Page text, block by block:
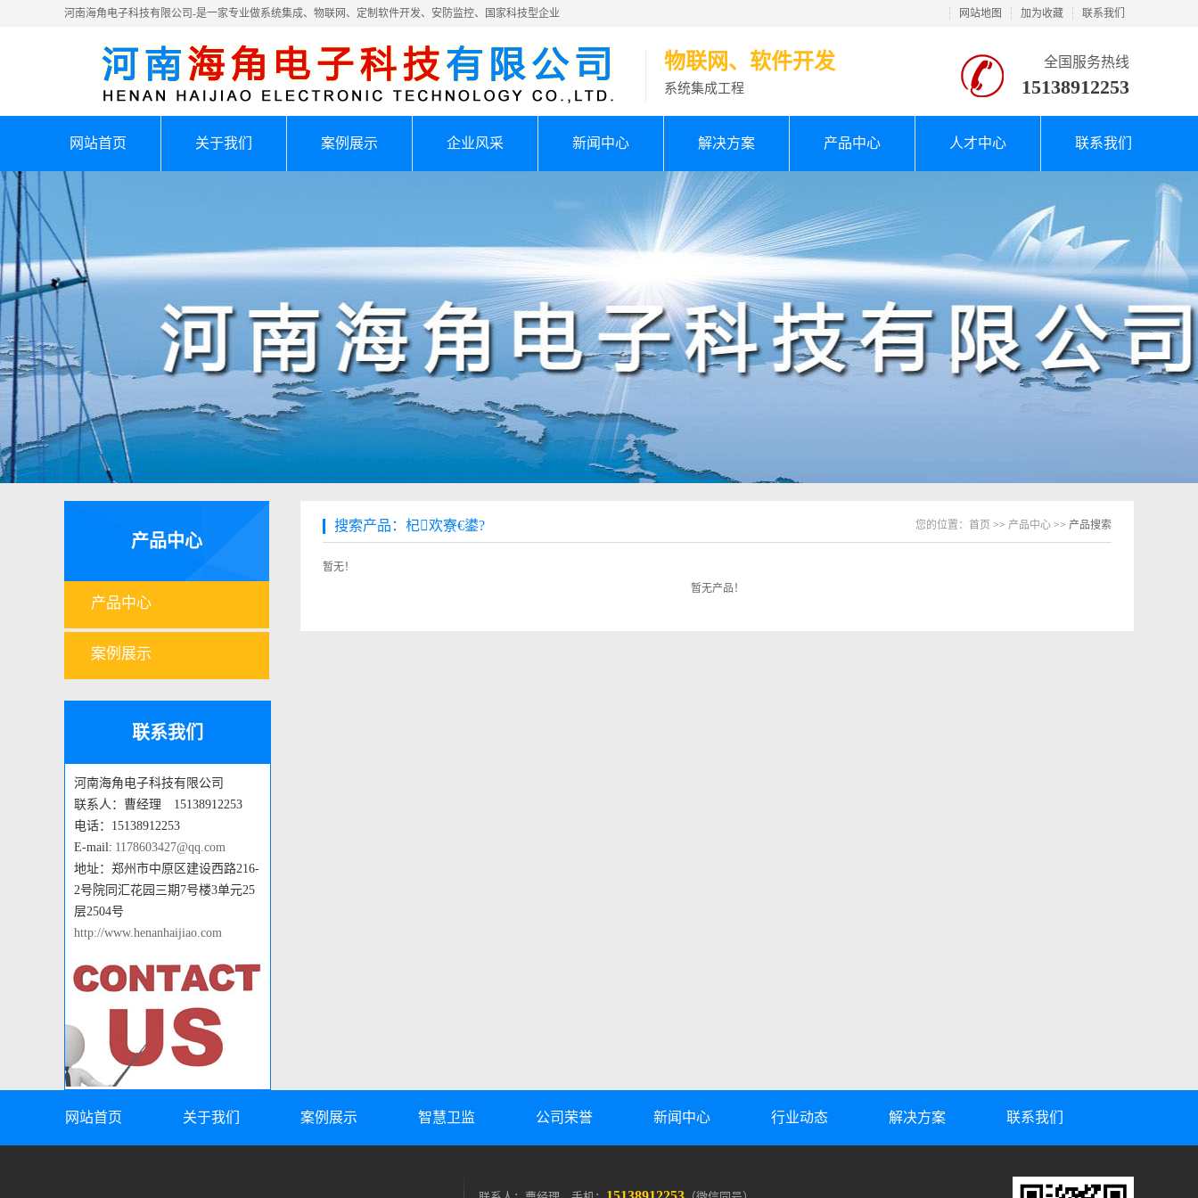
河南海角电子科技有限公司-是一家专业做系统集成、物联网、定制软件开发、安防监控、国家科技型企业 网站地图 加为收藏 联系我们
物联网、软件开发
系统集成工程
全国服务热线
15138912253
网站首页 关于我们 案例展示 企业风采 新闻中心 解决方案 产品中心 人才中心 联系我们
产品中心
产品中心
案例展示
联系我们
河南海角电子科技有限公司
联系人：曹经理 15138912253
电话：15138912253
E-mail: 1178603427@qq.com
地址：郑州市中原区建设西路216-
2号院同汇花园三期7号楼3单元25
层2504号
http://www.henanhaijiao.com
搜索产品：杞欢寮€鍙? 您的位置： 首页 >> 产品中心 >> 产品搜索
暂无！
暂无产品！
网站首页 关于我们 案例展示 智慧卫监 公司荣誉 新闻中心 行业动态 解决方案 联系我们